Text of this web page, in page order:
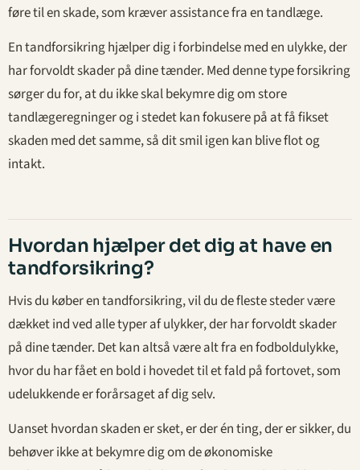
føre til en skade, som kræver assistance fra en tandlæge.
En tandforsikring hjælper dig i forbindelse med en ulykke, der
har forvoldt skader på dine tænder. Med denne type forsikring
sørger du for, at du ikke skal bekymre dig om store
tandlægeregninger og i stedet kan fokusere på at få fikset
skaden med det samme, så dit smil igen kan blive flot og
intakt.
Hvordan hjælper det dig at have en
tandforsikring?
Hvis du køber en tandforsikring, vil du de fleste steder være
dækket ind ved alle typer af ulykker, der har forvoldt skader
på dine tænder. Det kan altså være alt fra en fodboldulykke,
hvor du har fået en bold i hovedet til et fald på fortovet, som
udelukkende er forårsaget af dig selv.
Uanset hvordan skaden er sket, er der én ting, der er sikker, du
behøver ikke at bekymre dig om de økonomiske